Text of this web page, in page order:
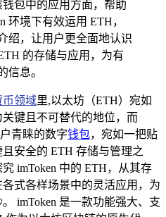
包中的应用方面，帮助
环境下有效运用 ETH，
绍，让用户更全面地认识
的存储与应用，为有
信息。
币领域里,以太坊（ETH）宛如
键且不可替代的地位，而
青睐的数字钱包，宛如一把贴
安全的 ETH 存储与管理之
imToken 中的 ETH，从其存
式各样场景中的灵活应用，为
imToken 是一款功能强大、支